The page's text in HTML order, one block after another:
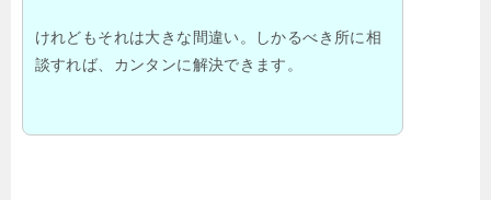
けれどもそれは大きな間違い。しかるべき所に相
談すれば、カンタンに解決できます。